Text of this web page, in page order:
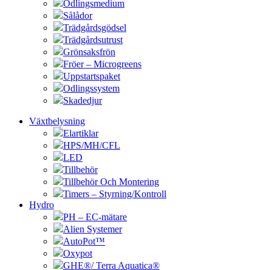
Odlingsmedium
Sålådor
Trädgårdsgödsel
Trädgårdsutrust
Grönsaksfrön
Fröer – Microgreens
Uppstartspaket
Odlingssystem
Skadedjur
Växtbelysning
Elartiklar
HPS/MH/CFL
LED
Tillbehör
Tillbehör Och Montering
Timers – Styrning/Kontroll
Hydro
PH – EC-mätare
Alien Systemer
AutoPot™
Oxypot
GHE®/ Terra Aquatica®